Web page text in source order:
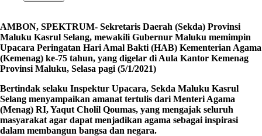
AMBON, SPEKTRUM- Sekretaris Daerah (Sekda) Provinsi
Maluku Kasrul Selang, mewakili Gubernur Maluku memimpin
Upacara Peringatan Hari Amal Bakti (HAB) Kementerian Agama
(Kemenag) ke-75 tahun, yang digelar di Aula Kantor Kemenag
Provinsi Maluku, Selasa pagi (5/1/2021)
Bertindak selaku Inspektur Upacara, Sekda Maluku Kasrul
Selang menyampaikan amanat tertulis dari Menteri Agama
(Menag) RI, Yaqut Cholil Qoumas, yang mengajak seluruh
masyarakat agar dapat menjadikan agama sebagai inspirasi
dalam membangun bangsa dan negara.